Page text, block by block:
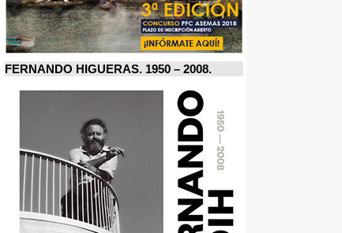
FERNANDO HIGUERAS. 1950 – 2008.